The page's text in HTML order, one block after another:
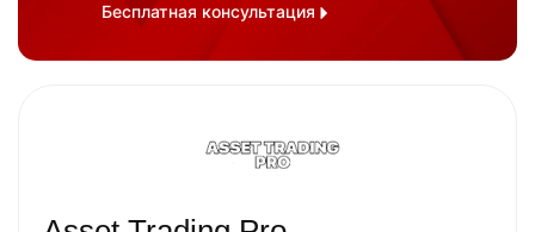
Бесплатная консультация